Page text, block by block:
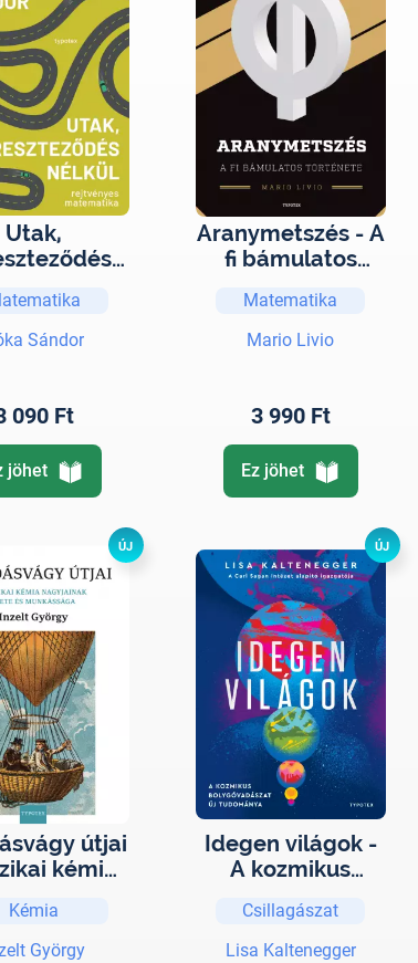
Utak,
Sándor
090 Ft
jöhet
Aranymetszés - A
fi bámulatos
Matematika
Mario Livio
3 990 Ft
Ez jöhet
ÚJ
útjai
kémia
Kémia
György
ÚJ
Idegen világok -
A kozmikus
új tudománya
Csillagászat
Lisa Kaltenegger